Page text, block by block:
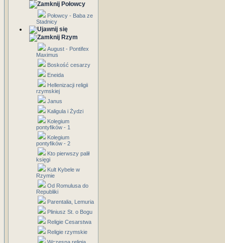
Połowcy
Połowcy - Baba ze
Stadnicy
Rzym
August - Pontifex
Maximus
Boskość cesarzy
Eneida
Hellenizacji religii
rzymskiej
Janus
Kaligula i Żydzi
Kolegium
pontyfików - 1
Kolegium
pontyfików - 2
Kto pierwszy palił
księgi
Kult Kybele w
Rzymie
Od Romulusa do
Republiki
Parentalia, Lemuria
Pliniusz St. o Bogu
Religie Cesarstwa
Religie rzymskie